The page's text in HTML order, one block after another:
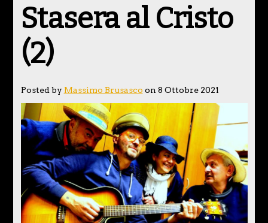
Stasera al Cristo
(2)
Posted by Massimo Brusasco on 8 Ottobre 2021